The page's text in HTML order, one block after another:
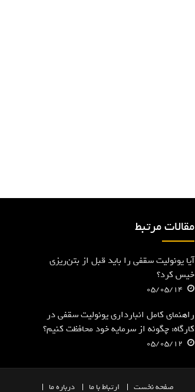
مقالات مرتبط
آیا یونولیت سقفی را باید قبل از بتن‌ریزی
خیس کرد؟
05/05/14
راهنمای کامل انبارداری یونولیت سقفی در
کارگاه: چگونه از سرمایه خود محافظت کنیم؟
05/05/12
صفحهنخست ارتباط با ما درباره ما